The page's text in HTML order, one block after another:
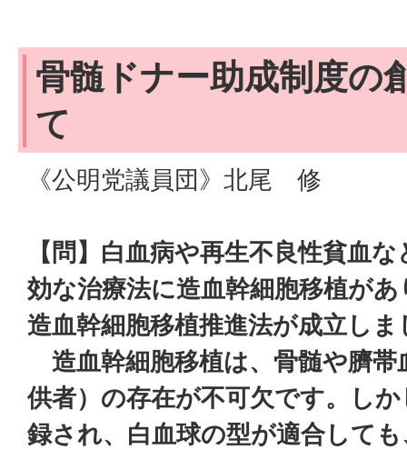
骨髄ドナー助成制度の
て
《公明党議員団》北尾 修
【問】白血病や再生不良性貧血
効な治療法に造血幹細胞移植が
造血幹細胞移植推進法が成立しま
造血幹細胞移植は、骨髄や臍帯
供者）の存在が不可欠です。し
録され、白血球の型が適合して